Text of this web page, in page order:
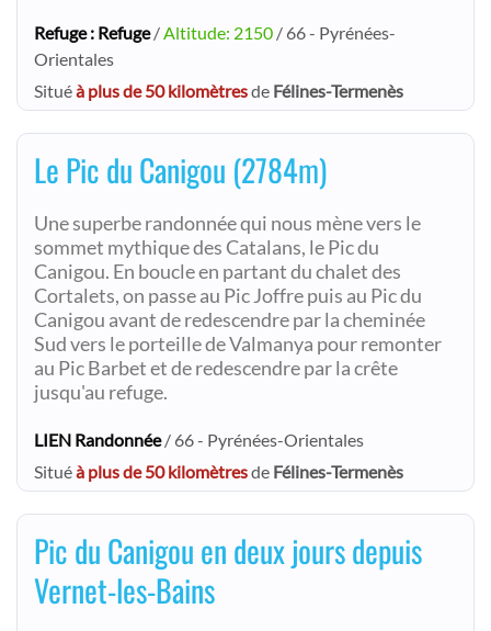
Refuge : Refuge/Altitude: 2150 / 66 - Pyrénées-
Orientales
Situéà plus de 50 kilomètresde Félines-Termenès
Le Pic du Canigou (2784m)
Une superbe randonnée qui nous mène vers le
sommet mythique des Catalans, le Pic du
Canigou. En boucle en partant du chalet des
Cortalets, on passe au Pic Joffre puis au Pic du
Canigou avant de redescendre par la cheminée
Sud vers le porteille de Valmanya pour remonter
au Pic Barbet et de redescendre par la crête
jusqu'au refuge.
LIEN Randonnée/ 66 - Pyrénées-Orientales
Situéà plus de 50 kilomètresde Félines-Termenès
Pic du Canigou en deux jours depuis
Vernet-les-Bains